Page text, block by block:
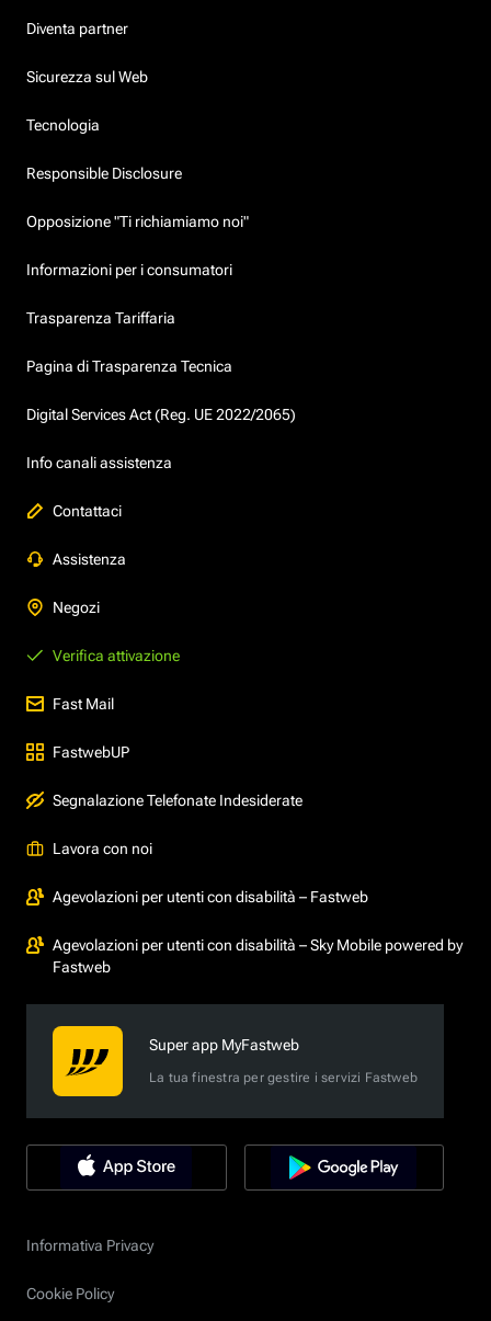
Diventa partner
Sicurezza sul Web
Tecnologia
Responsible Disclosure
Opposizione "Ti richiamiamo noi"
Informazioni per i consumatori
Trasparenza Tariffaria
Pagina di Trasparenza Tecnica
Digital Services Act (Reg. UE 2022/2065)
Info canali assistenza
Contattaci
Assistenza
Negozi
Verifica attivazione
Fast Mail
FastwebUP
Segnalazione Telefonate Indesiderate
Lavora con noi
Agevolazioni per utenti con disabilità – Fastweb
Agevolazioni per utenti con disabilità – Sky Mobile powered by
Fastweb
Super app MyFastweb
La tua finestra per gestire i servizi Fastweb
Informativa Privacy
Cookie Policy